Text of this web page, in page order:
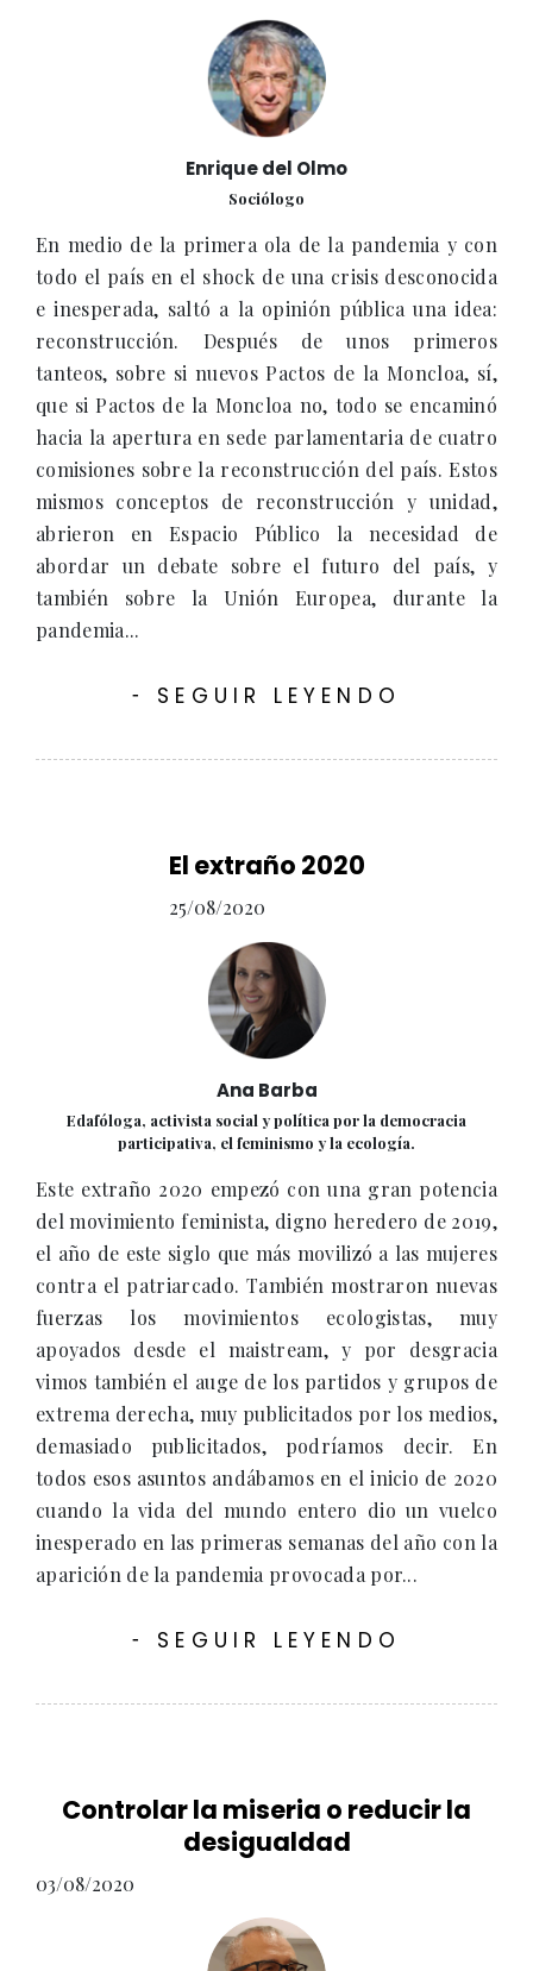
Enrique del Olmo
Sociólogo
En medio de la primera ola de la pandemia y con
todo el país en el shock de una crisis desconocida
e inesperada, saltó a la opinión pública una idea:
reconstrucción. Después de unos primeros
tanteos, sobre si nuevos Pactos de la Moncloa, sí,
que si Pactos de la Moncloa no, todo se encaminó
hacia la apertura en sede parlamentaria de cuatro
comisiones sobre la reconstrucción del país. Estos
mismos conceptos de reconstrucción y unidad,
abrieron en Espacio Público la necesidad de
abordar un debate sobre el futuro del país, y
también sobre la Unión Europea, durante la
pandemia...
- SEGUIR LEYENDO
El extraño 2020
25/08/2020
Ana Barba
Edafóloga, activista social y política por la democracia
participativa, el feminismo y la ecología.
Este extraño 2020 empezó con una gran potencia
del movimiento feminista, digno heredero de 2019,
el año de este siglo que más movilizó a las mujeres
contra el patriarcado. También mostraron nuevas
fuerzas los movimientos ecologistas, muy
apoyados desde el maistream, y por desgracia
vimos también el auge de los partidos y grupos de
extrema derecha, muy publicitados por los medios,
demasiado publicitados, podríamos decir. En
todos esos asuntos andábamos en el inicio de 2020
cuando la vida del mundo entero dio un vuelco
inesperado en las primeras semanas del año con la
aparición de la pandemia provocada por...
- SEGUIR LEYENDO
Controlar la miseria o reducir la
desigualdad
03/08/2020